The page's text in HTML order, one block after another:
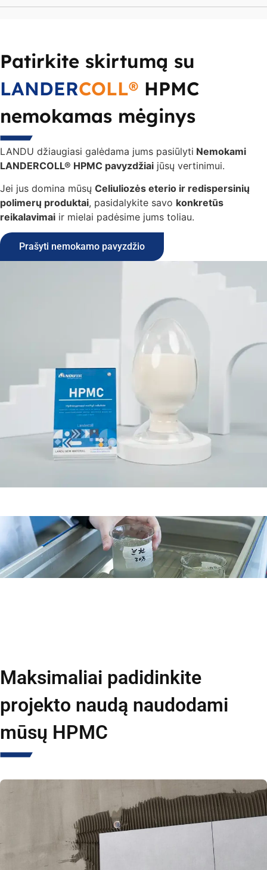
Patirkite skirtumą su
LANDERCOLL® HPMC
nemokamas mėginys
LANDU džiaugiasi galėdama jums pasiūlyti Nemokami
LANDERCOLL® HPMC pavyzdžiai jūsų vertinimui.
Jei jus domina mūsų Celiuliozės eterio ir redispersinių
polimerų produktai, pasidalykite savo konkretūs
reikalavimai ir mielai padėsime jums toliau.
Prašyti nemokamo pavyzdžio
Maksimaliai padidinkite
projekto naudą naudodami
mūsų HPMC